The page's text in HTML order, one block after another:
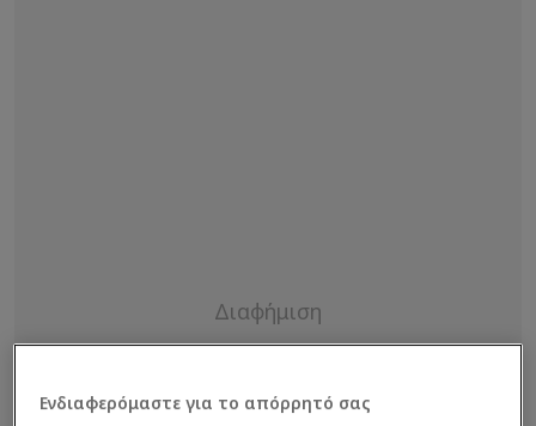
Ενδιαφερόμαστε για το απόρρητό σας